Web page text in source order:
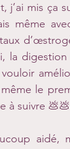
j’ai mis ça
la
le
à suivre
aidé,